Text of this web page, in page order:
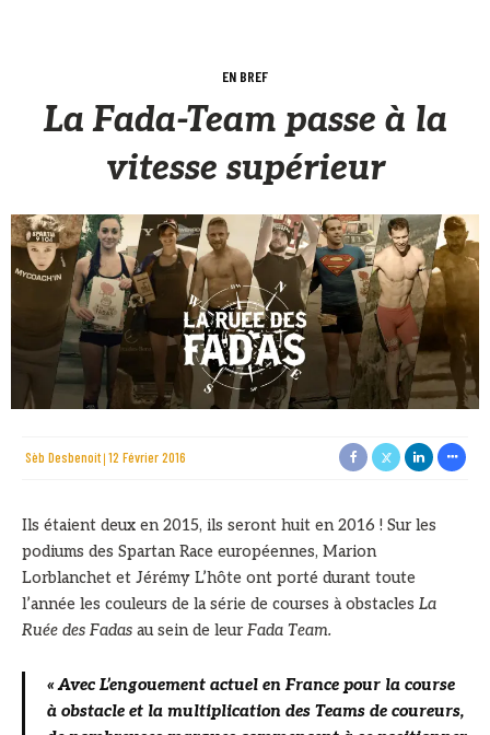
EN BREF
La Fada-Team passe à la
vitesse supérieur
Sèb Desbenoit 12 Février 2016
Ils étaient deux en 2015, ils seront huit en 2016 ! Sur les
podiums des Spartan Race européennes, Marion
Lorblanchet et Jérémy L’hôte ont porté durant toute
l’année les couleurs de la série de courses à obstacles La
Ruée des Fadas au sein de leurFada Team.
« Avec L’engouement actuel en France pour la course
à obstacle et la multiplication des Teams de coureurs,